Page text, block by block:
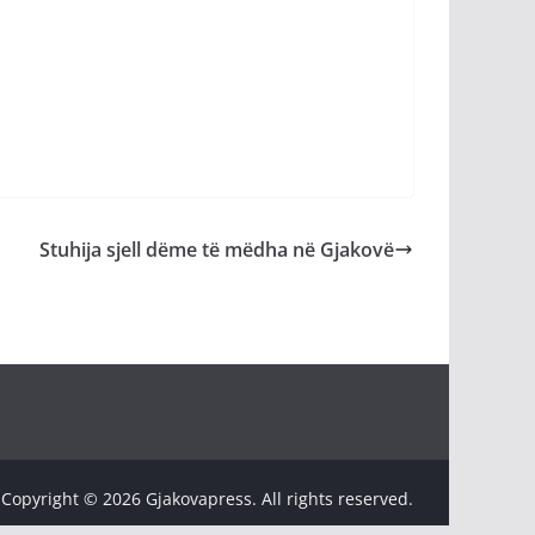
Stuhija sjell dëme të mëdha në Gjakovë
Copyright © 2026 Gjakovapress. All rights reserved.